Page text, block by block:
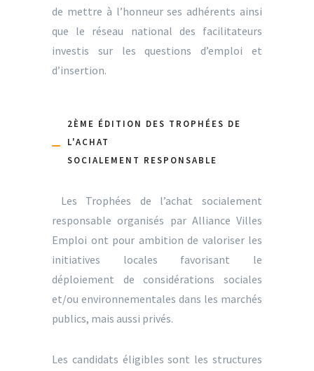
de mettre à l’honneur ses adhérents ainsi
que le réseau national des facilitateurs
investis sur les questions d’emploi et
d’insertion.
2ÈME ÉDITION DES TROPHÉES DE
L'ACHAT
SOCIALEMENT RESPONSABLE
Les Trophées de l’achat socialement
responsable organisés par Alliance Villes
Emploi ont pour ambition de valoriser les
initiatives locales favorisant le
déploiement de considérations sociales
et/ou environnementales dans les marchés
publics, mais aussi privés.
Les candidats éligibles sont les structures